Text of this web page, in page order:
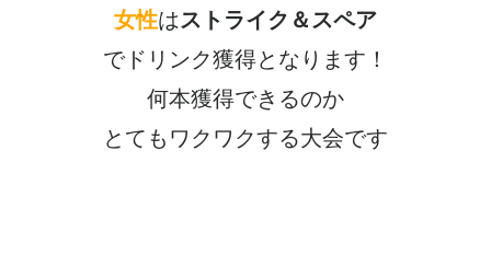
女性はストライク＆スペア
でドリンク獲得となります！
何本獲得できるのか
とてもワクワクする大会です